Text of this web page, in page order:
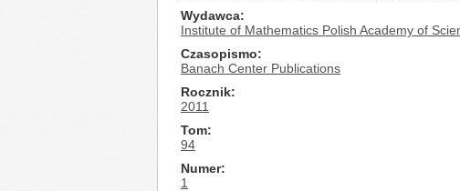
Wydawca
Institute of Mathematics Polish Academy of
Czasopismo
Banach Center Publications
Rocznik
2011
Tom
94
Numer
1